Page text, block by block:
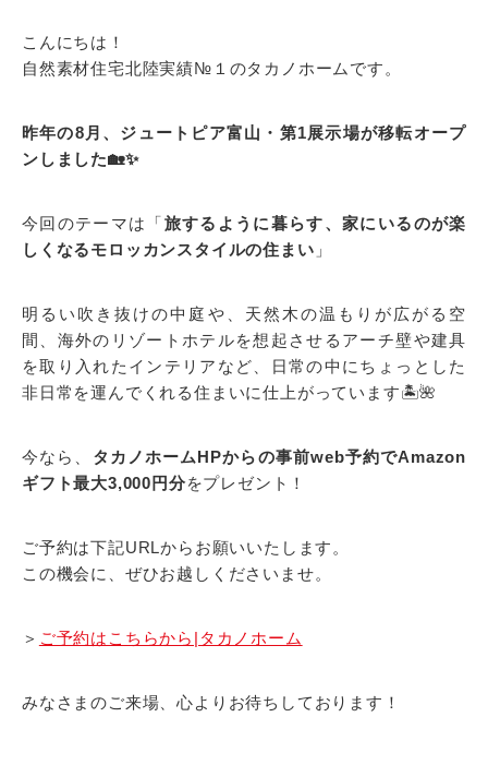
こんにちは！
自然素材住宅北陸実績№１のタカノホームです。
昨年の8月、ジュートピア富山・第1展示場が移転オープ
ンしました🏡✨
今回のテーマは「旅するように暮らす、家にいるのが楽
しくなるモロッカンスタイルの住まい 」
明るい吹き抜けの中庭や、天然木の温もりが広がる空
間、海外のリゾートホテルを想起させるアーチ壁や建具
を取り入れたインテリアなど、日常の中にちょっとした
非日常を運んでくれる住まいに仕上がっています🏝️🌺
今なら、 タカノホームHPからの事前web予約でAmazon
ギフト最大3,000円分をプレゼント！
ご予約は下記URLからお願いいたします。
この機会に、ぜひお越しくださいませ。
＞ ご予約はこちらから|タカノホーム
みなさまのご来場、心よりお待ちしております！